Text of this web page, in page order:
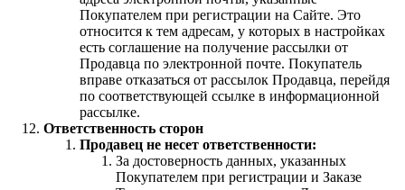
Покупателем при регистрации на Сайте. Это
относится к тем адресам, у которых в настройках
есть соглашение на получение рассылки от
Продавца по электронной почте. Покупатель
вправе отказаться от рассылок Продавца, перейдя
по соответствующей ссылке в информационной
рассылке.
Ответственность сторон
Продавец не несет ответственности:
За достоверность данных, указанных
Покупателем при регистрации и Заказе